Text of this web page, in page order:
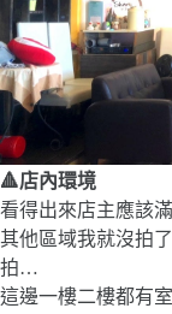
🔺店內環境
看得出來店主應該
其他區域我就沒拍
拍…
這邊一樓二樓都有